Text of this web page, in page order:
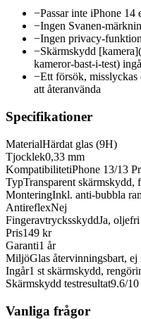
−Passar inte iPhone 14
−Ingen Svanen-
−Ingen privacy-
−Skärmskydd
kameror-bast-i-test)
−Ett försök, misslyckas
att återanvända
Specifikationer
MaterialHärdat glas (9H)
Tjocklek0,33 mm
KompatibilitetiPhone 13/13
TypTransparent skärmskydd,
MonteringInkl. anti-bubbla
AntireflexNej
FingeravtrycksskyddJa, oljefri
Pris149 kr
Garanti1 år
MiljöGlas återvinningsbart,
Ingår1 st skärmskydd,
Skärmskydd testresultat9.6/10
Vanliga frågor